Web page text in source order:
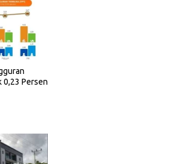
0,23 Persen